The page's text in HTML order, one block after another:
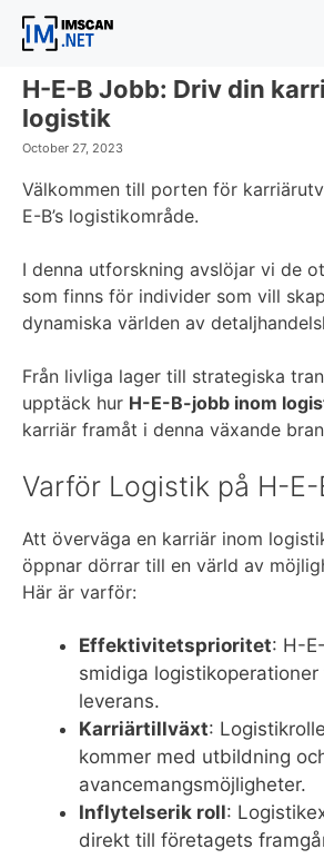
Skip
H-E-B Jobb: Driv din
logistik
October 27, 2023
Välkommen till porten för
E-B’s logistikområde.
I denna utforskning avslöjar vi de
som finns för individer som vill
dynamiska världen av
Från livliga lager till strategiska
upptäck hur H-E-B-jobb inom
karriär framåt i denna växande
Varför Logistik på H-E-
Att överväga en karriär inom
öppnar dörrar till en värld av
Här är varför:
Effektivitetsprioritet: H-
smidiga
leverans.
Karriärtillväxt:
kommer med utbildning
avancemangsmöjligheter.
Inflytelserik roll:
direkt till företagets